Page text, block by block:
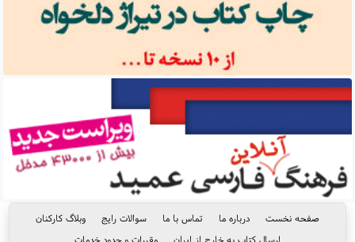
صفحه نخست درباره ما تماس با ما سوالات رایج
وبلاگ کارکنان
ارسال کتاب به خارج از ایران
مقررات و حدود خدمات